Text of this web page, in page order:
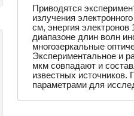
Приводятся
излучения
см, энергия
диапазоне длин волн
многозеркальные
Экспериментальное и
мкм совпадают и
известных источников.
параметрами для